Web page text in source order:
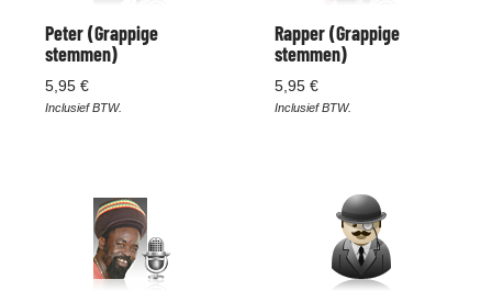
Peter (Grappige
stemmen)
5,95 €
Inclusief BTW.
Rapper (Grappige
stemmen)
5,95 €
Inclusief BTW.